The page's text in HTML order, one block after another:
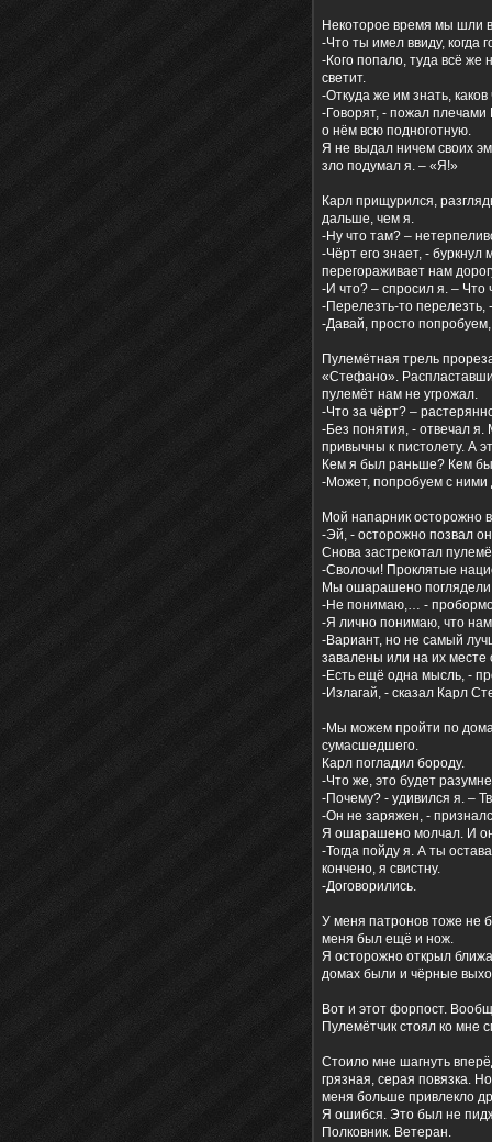
Некоторое время мы шли
-Что ты имел ввиду, когда
-Кого попало, туда всё же
светит.
-Откуда же им знать, каков
-Говорят, - пожал
о нём всю подноготную.
Я не выдал ничем своих
зло подумал я. – «Я!»
Карл прищурился,
дальше, чем я.
-Ну что там? –
-Чёрт его знает, -
перегораживает нам
-И что? – спросил я. – Что
-Перелезть-то перелезть,
-Давай, просто
Пулемётная трель
«Стефано».
пулемёт нам не угрожал.
-Что за чёрт? –
-Без понятия, - отвечал
привычны к пистолету. А
Кем я был раньше? Кем
-Может, попробуем с ними
Мой напарник осторожно
-Эй, - осторожно позвал
Снова застрекотал
-Сволочи! Проклятые
Мы ошарашено поглядели
-Не понимаю,… -
-Я лично понимаю, что
-Вариант, но не самый
завалены или на их
-Есть ещё одна мысль, -
-Излагай, - сказал Карл
-Мы можем пройти по
сумасшедшего.
Карл погладил бороду.
-Что же, это будет
-Почему? - удивился я. –
-Он не заряжен, -
Я ошарашено молчал. И он
-Тогда пойду я. А ты
кончено, я свистну.
-Договорились.
У меня патронов тоже не
меня был ещё и нож.
Я осторожно открыл
домах были и чёрные
Вот и этот форпост.
Пулемётчик стоял ко мне
Стоило мне шагнуть
грязная, серая повязка.
меня больше привлекло
Я ошибся. Это был не
Полковник. Ветеран.